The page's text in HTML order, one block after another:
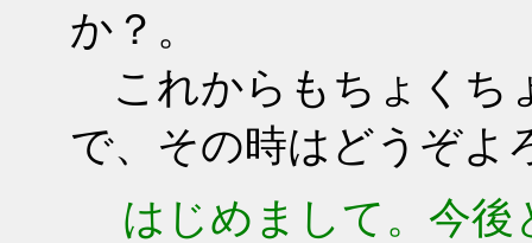
か？。
これからもちょくち
で、その時はどうぞよ
はじめまして。今